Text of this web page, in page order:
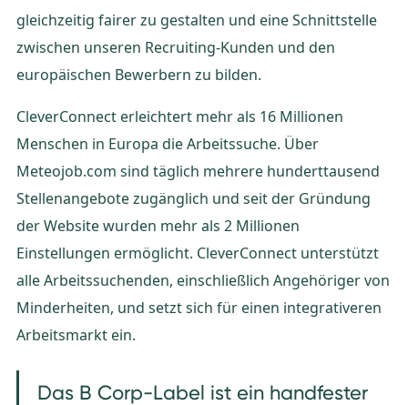
gleichzeitig fairer zu gestalten und eine Schnittstelle
zwischen unseren Recruiting-Kunden und den
europäischen Bewerbern zu bilden.
CleverConnect erleichtert mehr als 16 Millionen
Menschen in Europa die Arbeitssuche. Über
Meteojob.com sind täglich mehrere hunderttausend
Stellenangebote zugänglich und seit der Gründung
der Website wurden mehr als 2 Millionen
Einstellungen ermöglicht. CleverConnect unterstützt
alle Arbeitssuchenden, einschließlich Angehöriger von
Minderheiten, und setzt sich für einen integrativeren
Arbeitsmarkt ein.
Das B Corp-Label ist ein handfester